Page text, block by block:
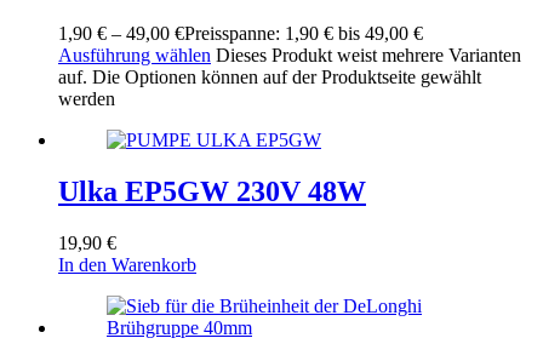
1,90 € – 49,00 €Preisspanne: 1,90 € bis 49,00 €
Ausführung wählen Dieses Produkt weist mehrere Varianten
auf. Die Optionen können auf der Produktseite gewählt
werden
Ulka EP5GW 230V 48W
19,90 €
In den Warenkorb